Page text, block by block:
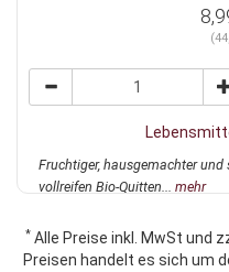
Fruchtiger, hausgemachter
vollreifen Bio-Quitten... mehr
* Alle Preise inkl. MwSt und
Preisen handelt es sich um